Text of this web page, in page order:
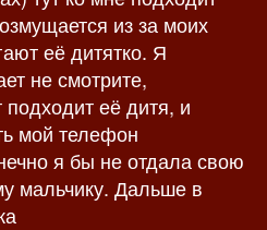
из за моих
её дитятко. Я
не смотрите,
подходит её дитя, и
мой телефон
я бы не отдала свою
мальчику. Дальше в